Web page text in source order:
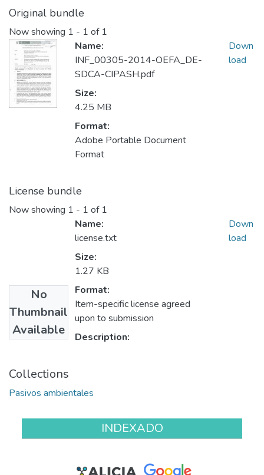
Original bundle
Now showing 1 - 1 of 1
Name:
INF_00305-2014-OEFA_DE-
SDCA-CIPASH.pdf
Size:
4.25 MB
Format:
Adobe Portable Document
Format
Down
load
License bundle
Now showing 1 - 1 of 1
No
Thumbnail
Available
Name:
license.txt
Size:
1.27 KB
Format:
Item-specific license agreed
upon to submission
Description:
Down
load
Collections
Pasivos ambientales
INDEXADO